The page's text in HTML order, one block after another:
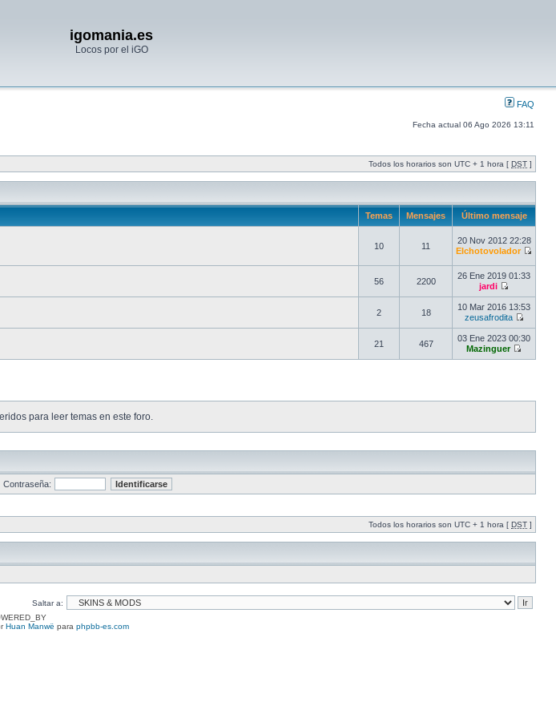
igomania.es
Locos por el iGO
FAQ
Fecha actual 06 Ago 2026 13:11
Todos los horarios son UTC + 1 hora [ DST ]
Temas Mensajes Último mensaje
10 11
20 Nov 2012 22:28
Elchotovolador
56 2200
26 Ene 2019 01:33
jardi
2 18
10 Mar 2016 13:53
zeusafrodita
21 467
03 Ene 2023 00:30
Mazinguer
para leer temas en este foro.
Contraseña:
Todos los horarios son UTC + 1 hora [ DST ]
Saltar a:
Huan Manwë para phpbb-es.com